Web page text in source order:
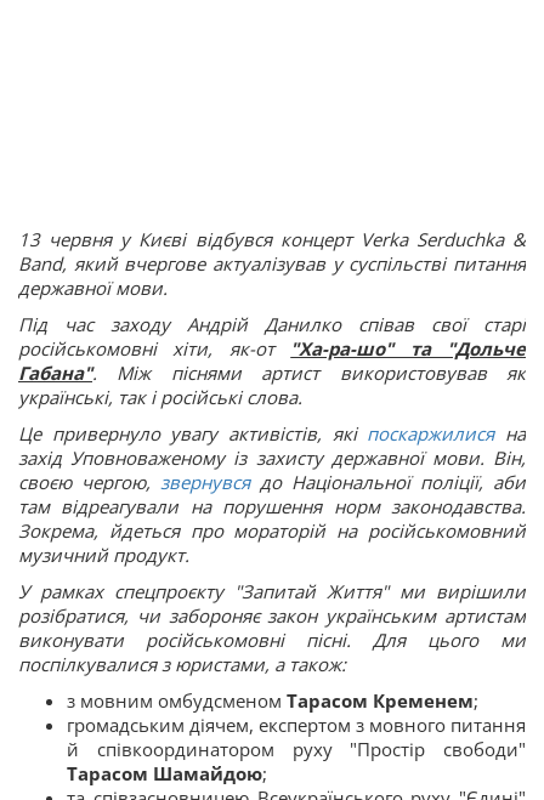
13 червня у Києві відбувся концерт Verka Serduchka &
Band, який вчергове актуалізував у суспільстві питання
державної мови.
Під час заходу Андрій Данилко співав свої старі
російськомовні хіти, як-от
"Ха-ра-шо" та "Дольче
Габана". Між піснями артист використовував як
українські, так і російські слова.
Це привернуло увагу активістів, які поскаржилися на
захід Уповноваженому із захисту державної мови. Він,
своєю чергою, звернувся до Національної поліції, аби
там відреагували на порушення норм законодавства.
Зокрема, йдеться про мораторій на російськомовний
музичний продукт.
У рамках спецпроєкту "Запитай Життя" ми вирішили
розібратися, чи забороняє закон українським артистам
виконувати російськомовні пісні. Для цього ми
поспілкувалися з юристами, а також:
з мовним омбудсменом Тарасом Кременем;
громадським діячем, експертом з мовного питання
й співкоординатором руху "Простір свободи"
Тарасом Шамайдою;